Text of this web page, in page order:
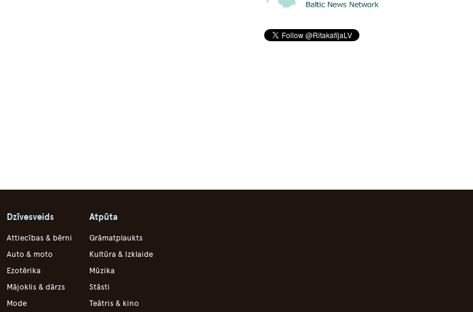
Dzīvesveids
Attiecības & bērni
Auto & moto
Ezotērika
Mājoklis & dārzs
Mode
Atpūta
Grāmatplaukts
Kultūra & Izklaide
Mūzika
Stāsti
Teātris & kino